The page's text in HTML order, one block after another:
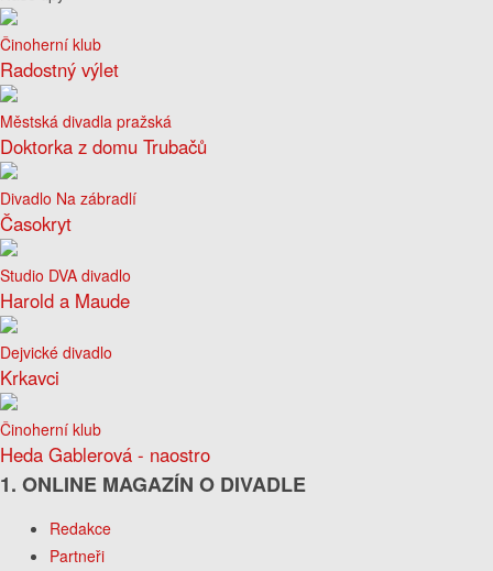
Činoherní klub
Radostný výlet
Městská divadla pražská
Doktorka z domu Trubačů
Divadlo Na zábradlí
Časokryt
Studio DVA divadlo
Harold a Maude
Dejvické divadlo
Krkavci
Činoherní klub
Heda Gablerová - naostro
1. ONLINE MAGAZÍN O DIVADLE
Redakce
Partneři